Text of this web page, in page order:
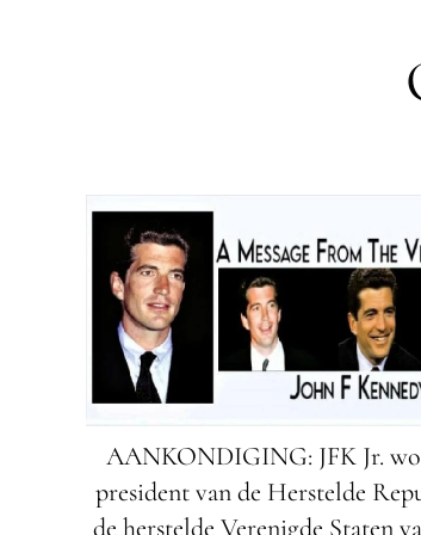
AANKONDIGING: JFK Jr.
president van de Herstelde
de herstelde Verenigde Staten